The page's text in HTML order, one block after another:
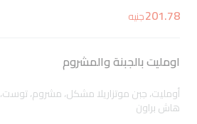
201.78جنيه
اومليت بالجبنة والمشروم
أومليت، جبن موتزاريلا مشكل، مشروم، توست،
هاش براون